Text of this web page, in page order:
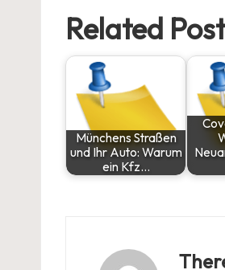
Related
Münchens Straßen
und Ihr Auto: Warum
ein Kfz…